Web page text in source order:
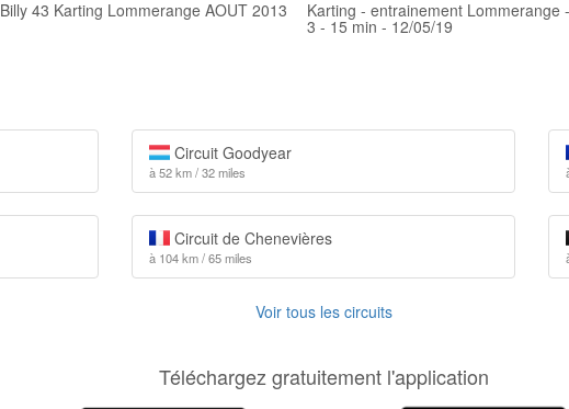
Billy 43 Karting Lommerange AOUT 2013 Karting - entrainement Lommerange
3 - 15 min - 12/05/19
Circuit Goodyear
à 52 km / 32 miles
Circuit de Chenevières
à 104 km / 65 miles
Voir tous les circuits
Téléchargez gratuitement l'application